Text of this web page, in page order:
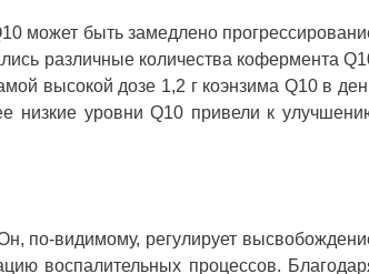
может быть замедлено
различные количества кофермента
высокой дозе 1,2 г коэнзима Q10 в
низкие уровни Q10 привели к
по-видимому, регулирует
воспалительных процессов.